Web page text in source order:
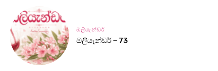
ඔලියැන්ඩර්
ඔලියැන්ඩර් – 73